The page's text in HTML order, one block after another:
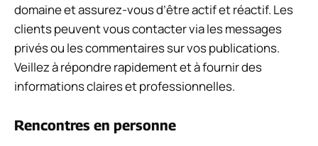
domaine et assurez-vous d’être actif et réactif. Les
clients peuvent vous contacter via les messages
privés ou les commentaires sur vos publications.
Veillez à répondre rapidement et à fournir des
informations claires et professionnelles.
Rencontres en personne